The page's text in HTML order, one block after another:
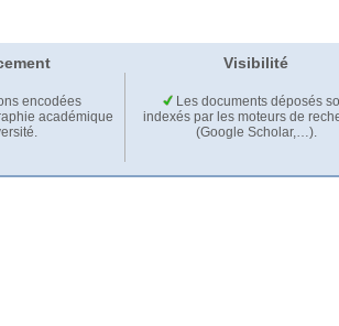
Visibilité
encodées
académique
Les documents déposés
indexés par les moteurs de
(Google Scholar,…).